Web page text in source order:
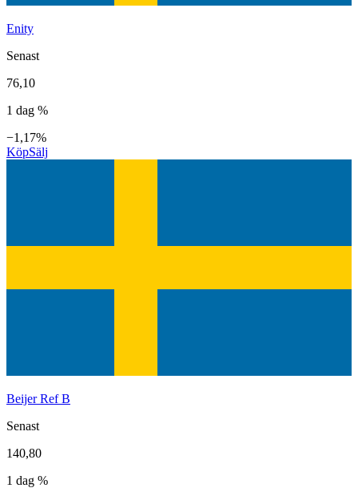
Enity
Senast
76,10
1 dag %
−1,17%
KöpSälj
Beijer Ref B
Senast
140,80
1 dag %